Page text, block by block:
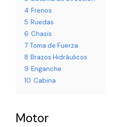
4 Frenos
5 Ruedas
6 Chasis
7 Toma de Fuerza
8 Brazos Hidráulicos
9 Enganche
10 Cabina
Motor